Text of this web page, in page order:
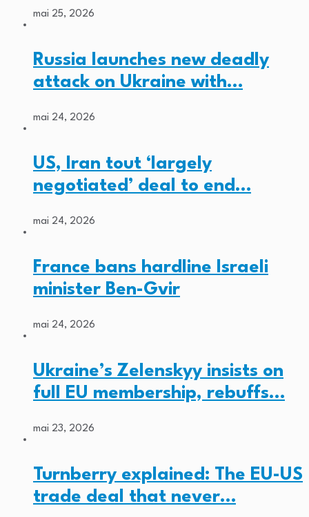
mai 25, 2026
Russia launches new deadly
attack on Ukraine with…
mai 24, 2026
US, Iran tout ‘largely
negotiated’ deal to end…
mai 24, 2026
France bans hardline Israeli
minister Ben-Gvir
mai 24, 2026
Ukraine’s Zelenskyy insists on
full EU membership, rebuffs…
mai 23, 2026
Turnberry explained: The EU-US
trade deal that never…